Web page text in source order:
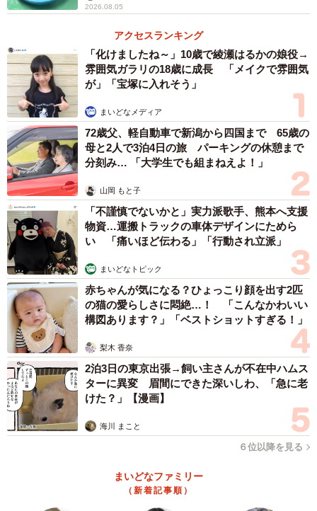
「えー！やばー！ちかー！すごーい！ と興奮しました。
羽ばたいた瞬間は、それはもうすごい迫力があって、間近
で見るとこんなにでかいの？すごすぎる！ と驚きでし
た。奇跡的な出会いだったかなと思います」
2026.08.05
アクセスランキング
「化けましたね～」10歳で綾瀬はるかの娘役→
雰囲気ガラリの18歳に成長 「メイクで雰囲気
が」「宝塚に入れそう」
まいどなメディア
72歳父、軽自動車で新潟から四国まで 65歳の
母と2人で3泊4日の旅 パーキングの休憩まで
分刻み… 「大学生でも組まねえよ！」
山岡 もと子
「不謹慎でないかと」実力派歌手、熊本へ支援
物資…運搬トラックの車体デザインにためら
い 「痛いほど伝わる」「行動され立派」
まいどなトピック
赤ちゃんが気になる？ひょっこり顔を出す2匹
の猫の愛らしさに悶絶…！ 「こんなかわいい
構図あります？」「ベストショットすぎる！」
梨木 香奈
2泊3日の東京出張→飼い主さんが不在中ハムス
ターに異変 眉間にできた深いしわ、「急に老
けた？」【漫画】
海川 まこと
６位以降を見る
まいどなファミリー
（新着記事順）